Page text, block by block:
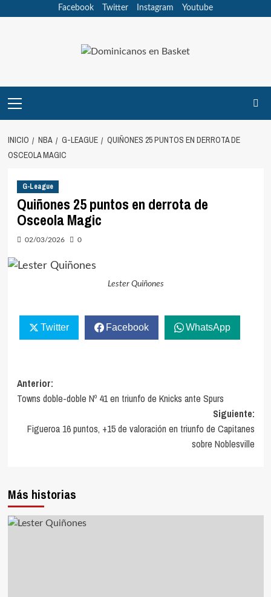
Facebook Twitter Instagram Youtube
principal
INICIO NBA G-LEAGUE
QUIÑONES 25 PUNTOS EN DERROTA DE
OSCEOLA MAGIC
G-League
Quiñones 25 puntos en derrota de
Osceola Magic
02/03/2026 0
Lester Quiñones
Twitter Facebook WhatsApp
Navegación
de
entradas
Anterior:
Towns doble-doble Nº 41 en triunfo de Knicks ante Spurs
Siguiente:
Figueroa 16 puntos, +15 de valoración en triunfo de Capitanes
sobre Noblesville
Más historias